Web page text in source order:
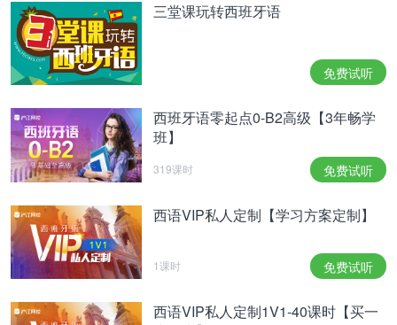
三堂课玩转西班牙语
免费试听
西班牙语零起点0-B2高级【3年畅学
班】
319课时 免费试听
西语VIP私人定制【学习方案定制】
1课时 免费试听
西语VIP私人定制1V1-40课时【买一